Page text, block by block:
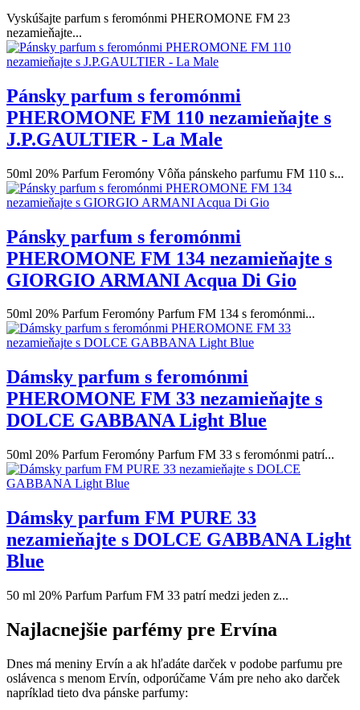
Vyskúšajte parfum s feromónmi PHEROMONE FM 23
nezamieňajte...
Pánsky parfum s feromónmi
PHEROMONE FM 110 nezamieňajte s
J.P.GAULTIER - La Male
50ml 20% Parfum Feromóny Vôňa pánskeho parfumu FM 110 s...
Pánsky parfum s feromónmi
PHEROMONE FM 134 nezamieňajte s
GIORGIO ARMANI Acqua Di Gio
50ml 20% Parfum Feromóny Parfum FM 134 s feromónmi...
Dámsky parfum s feromónmi
PHEROMONE FM 33 nezamieňajte s
DOLCE GABBANA Light Blue
50ml 20% Parfum Feromóny Parfum FM 33 s feromónmi patrí...
Dámsky parfum FM PURE 33
nezamieňajte s DOLCE GABBANA Light
Blue
50 ml 20% Parfum Parfum FM 33 patrí medzi jeden z...
Najlacnejšie parfémy pre Ervína
Dnes má meniny Ervín a ak hľadáte darček v podobe parfumu pre
oslávenca s menom Ervín, odporúčame Vám pre neho ako darček
napríklad tieto dva pánske parfumy: